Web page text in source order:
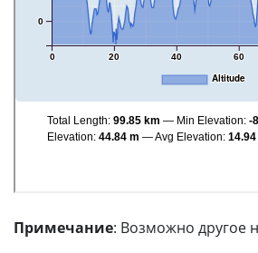
Примечание: Возможно другое